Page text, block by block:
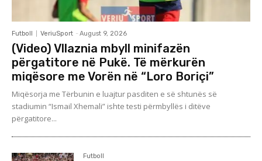
Futboll VeriuSport - August 9, 2026
(Video) Vllaznia mbyll minifazën
përgatitore në Pukë. Të mërkurën
miqësore me Vorën në “Loro Boriçi”
Miqësorja me Tërbunin e luajtur pasditen e së shtunës së
stadiumin “Ismail Xhemali” ishte testi përmbyllës i ditëve
përgatitore...
Futboll